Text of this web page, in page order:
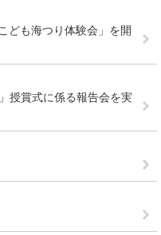
ども海つり体験会」を開
授賞式に係る報告会を実